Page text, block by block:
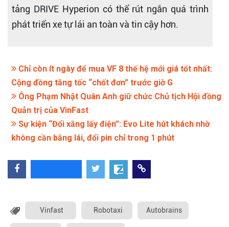
tảng DRIVE Hyperion có thể rút ngắn quá trình
phát triển xe tự lái an toàn và tin cậy hơn.
Chỉ còn ít ngày để mua VF 8 thế hệ mới giá tốt nhất:
Cộng đồng tăng tốc “chốt đơn” trước giờ G
Ông Phạm Nhật Quân Anh giữ chức Chủ tịch Hội đồng
Quản trị của VinFast
Sự kiện “Đổi xăng lấy điện”: Evo Lite hút khách nhờ
không cần bằng lái, đổi pin chỉ trong 1 phút
Vinfast Robotaxi Autobrains